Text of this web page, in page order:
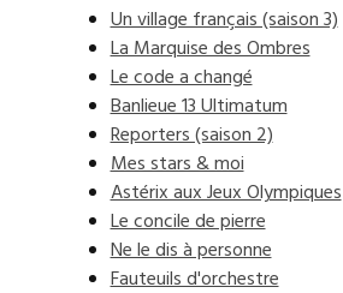
Un village français (saison 3)
La Marquise des Ombres
Le code a changé
Banlieue 13 Ultimatum
Reporters (saison 2)
Mes stars & moi
Astérix aux Jeux Olympiques
Le concile de pierre
Ne le dis à personne
Fauteuils d'orchestre